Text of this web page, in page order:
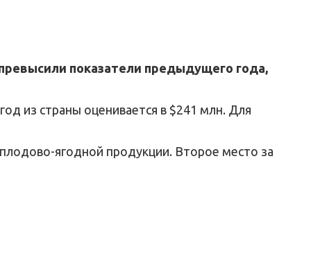
показатели предыдущего года,
из страны оценивается в $241 млн. Для
ягодной продукции. Второе место за